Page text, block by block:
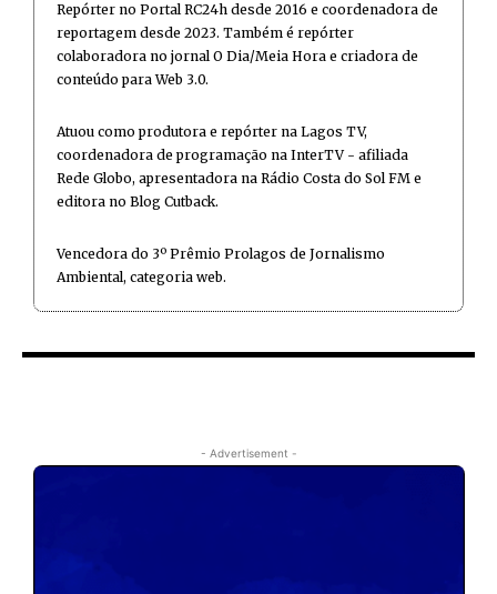
Repórter no Portal RC24h desde 2016 e coordenadora de
reportagem desde 2023. Também é repórter
colaboradora no jornal O Dia/Meia Hora e criadora de
conteúdo para Web 3.0.
Atuou como produtora e repórter na Lagos TV,
coordenadora de programação na InterTV - afiliada
Rede Globo, apresentadora na Rádio Costa do Sol FM e
editora no Blog Cutback.
Vencedora do 3º Prêmio Prolagos de Jornalismo
Ambiental, categoria web.
- Advertisement -